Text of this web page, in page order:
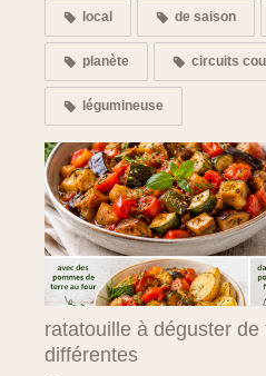
local de saison
planète circuits
légumineuse
ratatouille à déguster de
différentes